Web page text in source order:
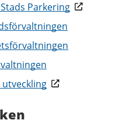
Parkering
utveckling